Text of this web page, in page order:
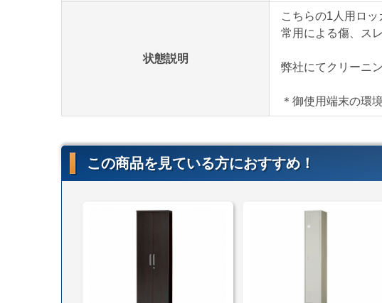
状態説明
こちらの1人用ロッ
常用による傷、ス
弊社にてクリーニ
＊御使用端末の環
この商品を見ている方におすすめ！